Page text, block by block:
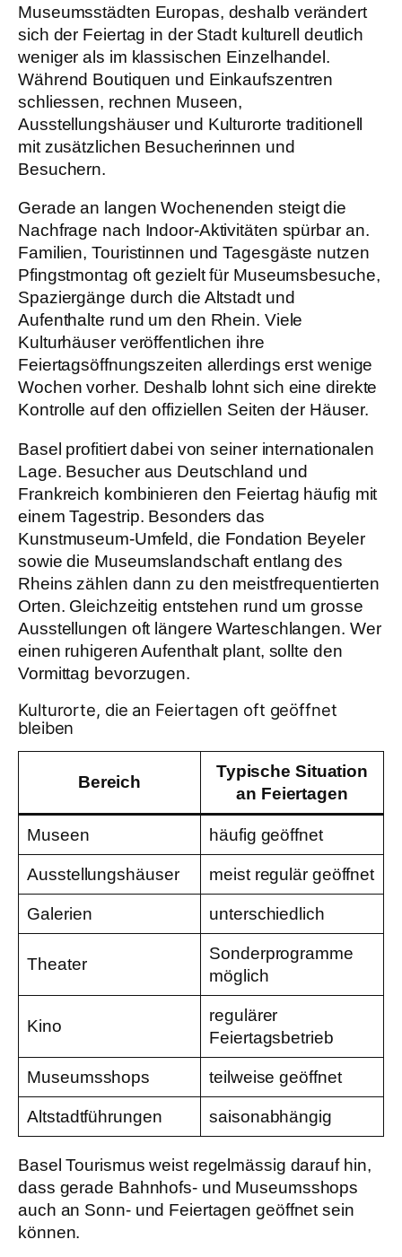
Museumsstädten Europas, deshalb verändert
sich der Feiertag in der Stadt kulturell deutlich
weniger als im klassischen Einzelhandel.
Während Boutiquen und Einkaufszentren
schliessen, rechnen Museen,
Ausstellungshäuser und Kulturorte traditionell
mit zusätzlichen Besucherinnen und
Besuchern.
Gerade an langen Wochenenden steigt die
Nachfrage nach Indoor-Aktivitäten spürbar an.
Familien, Touristinnen und Tagesgäste nutzen
Pfingstmontag oft gezielt für Museumsbesuche,
Spaziergänge durch die Altstadt und
Aufenthalte rund um den Rhein. Viele
Kulturhäuser veröffentlichen ihre
Feiertagsöffnungszeiten allerdings erst wenige
Wochen vorher. Deshalb lohnt sich eine direkte
Kontrolle auf den offiziellen Seiten der Häuser.
Basel profitiert dabei von seiner internationalen
Lage. Besucher aus Deutschland und
Frankreich kombinieren den Feiertag häufig mit
einem Tagestrip. Besonders das
Kunstmuseum-Umfeld, die Fondation Beyeler
sowie die Museumslandschaft entlang des
Rheins zählen dann zu den meistfrequentierten
Orten. Gleichzeitig entstehen rund um grosse
Ausstellungen oft längere Warteschlangen. Wer
einen ruhigeren Aufenthalt plant, sollte den
Vormittag bevorzugen.
Kulturorte, die an Feiertagen oft geöffnet
bleiben
Bereich
Typische Situation
an Feiertagen
Museen häufig geöffnet
Ausstellungshäuser meist regulär geöffnet
Galerien unterschiedlich
Theater
Sonderprogramme
möglich
Kino
regulärer
Feiertagsbetrieb
Museumsshops teilweise geöffnet
Altstadtführungen saisonabhängig
Basel Tourismus weist regelmässig darauf hin,
dass gerade Bahnhofs- und Museumsshops
auch an Sonn- und Feiertagen geöffnet sein
können.